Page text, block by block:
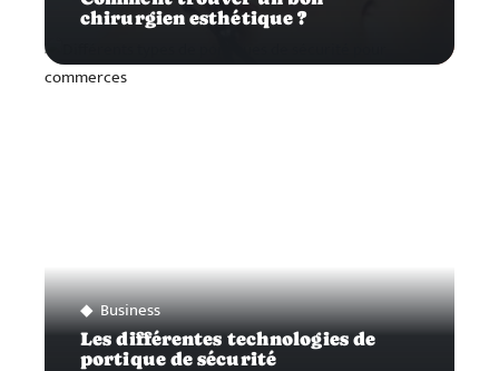
chirurgien esthétique ?
Business
Les différentes technologies de
portique de sécurité